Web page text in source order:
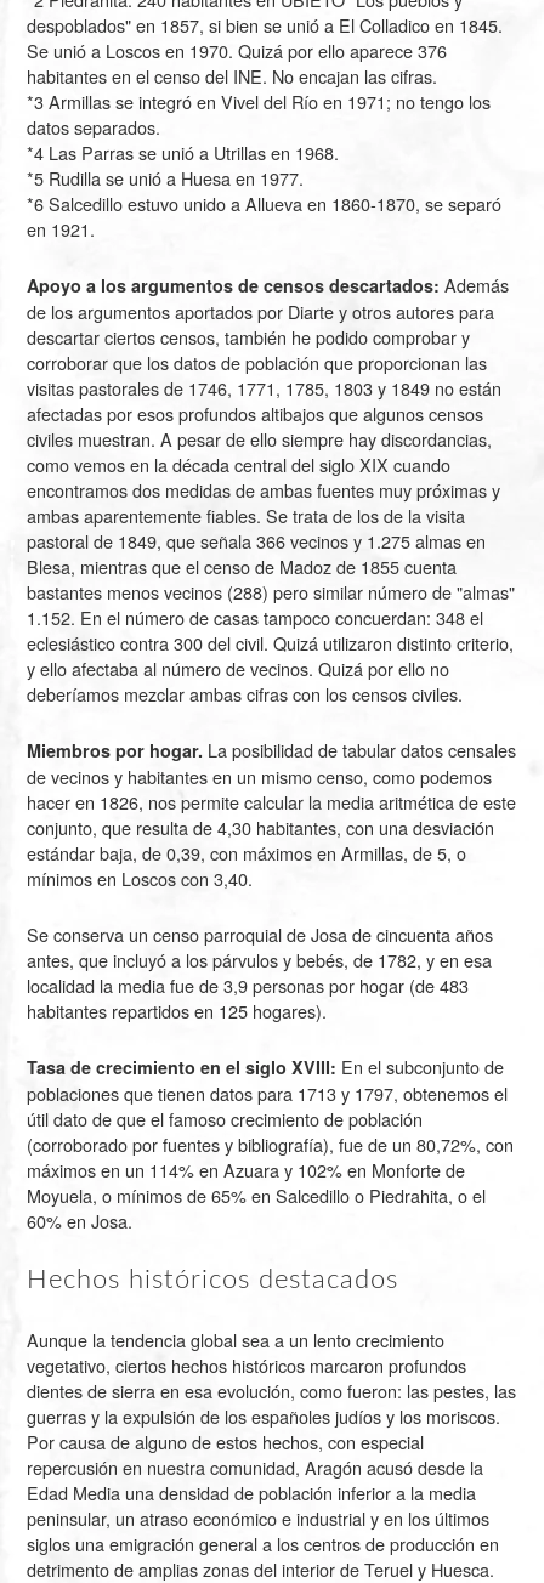
despoblados" en 1857, si bien se unió a El Colladico en 1845.
Se unió a Loscos en 1970. Quizá por ello aparece 376
habitantes en el censo del INE. No encajan las cifras.
*3 Armillas se integró en Vivel del Río en 1971; no tengo los
datos separados.
*4 Las Parras se unió a Utrillas en 1968.
*5 Rudilla se unió a Huesa en 1977.
*6 Salcedillo estuvo unido a Allueva en 1860-1870, se separó
en 1921.
Apoyo a los argumentos de censos descartados: Además
de los argumentos aportados por Diarte y otros autores para
descartar ciertos censos, también he podido comprobar y
corroborar que los datos de población que proporcionan las
visitas pastorales de 1746, 1771, 1785, 1803 y 1849 no están
afectadas por esos profundos altibajos que algunos censos
civiles muestran. A pesar de ello siempre hay discordancias,
como vemos en la década central del siglo XIX cuando
encontramos dos medidas de ambas fuentes muy próximas y
ambas aparentemente fiables. Se trata de los de la visita
pastoral de 1849, que señala 366 vecinos y 1.275 almas en
Blesa, mientras que el censo de Madoz de 1855 cuenta
bastantes menos vecinos (288) pero similar número de "almas"
1.152. En el número de casas tampoco concuerdan: 348 el
eclesiástico contra 300 del civil. Quizá utilizaron distinto criterio,
y ello afectaba al número de vecinos. Quizá por ello no
deberíamos mezclar ambas cifras con los censos civiles.
Miembros por hogar. La posibilidad de tabular datos censales
de vecinos y habitantes en un mismo censo, como podemos
hacer en 1826, nos permite calcular la media aritmética de este
conjunto, que resulta de 4,30 habitantes, con una desviación
estándar baja, de 0,39, con máximos en Armillas, de 5, o
mínimos en Loscos con 3,40.
Se conserva un censo parroquial de Josa de cincuenta años
antes, que incluyó a los párvulos y bebés, de 1782, y en esa
localidad la media fue de 3,9 personas por hogar (de 483
habitantes repartidos en 125 hogares).
Tasa de crecimiento en el siglo XVIII: En el subconjunto de
poblaciones que tienen datos para 1713 y 1797, obtenemos el
útil dato de que el famoso crecimiento de población
(corroborado por fuentes y bibliografía), fue de un 80,72%, con
máximos en un 114% en Azuara y 102% en Monforte de
Moyuela, o mínimos de 65% en Salcedillo o Piedrahita, o el
60% en Josa.
Hechos históricos destacados
Aunque la tendencia global sea a un lento crecimiento
vegetativo, ciertos hechos históricos marcaron profundos
dientes de sierra en esa evolución, como fueron: las pestes, las
guerras y la expulsión de los españoles judíos y los moriscos.
Por causa de alguno de estos hechos, con especial
repercusión en nuestra comunidad, Aragón acusó desde la
Edad Media una densidad de población inferior a la media
peninsular, un atraso económico e industrial y en los últimos
siglos una emigración general a los centros de producción en
detrimento de amplias zonas del interior de Teruel y Huesca.